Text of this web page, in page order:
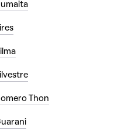
Thon